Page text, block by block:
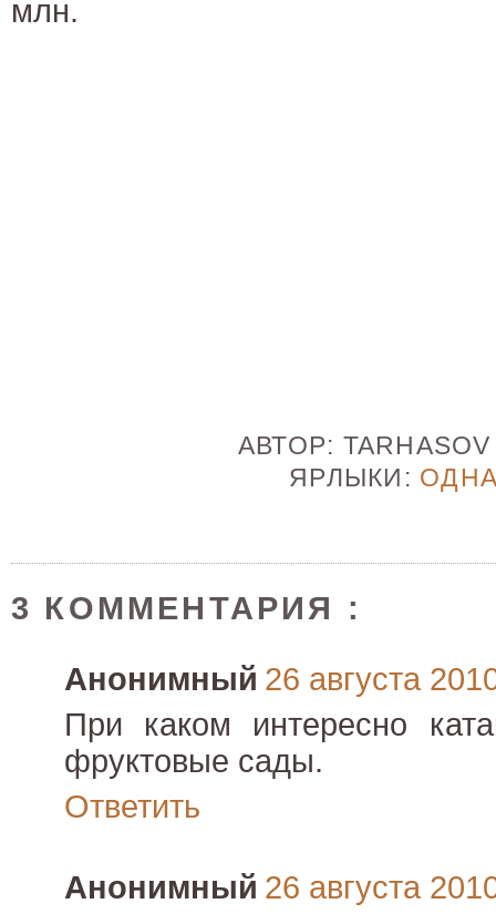
млн.
АВТОР:
ЯРЛЫКИ:
3 КОММЕНТАРИЯ :
Анонимный 26 августа
При каком интересно
фруктовые сады.
Ответить
Анонимный 26 августа